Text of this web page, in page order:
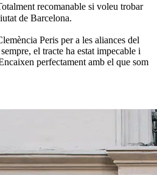
recomanable si voleu trobar
de Barcelona.
Peris per a les aliances del
el tracte ha estat impecable i
perfectament amb el que som